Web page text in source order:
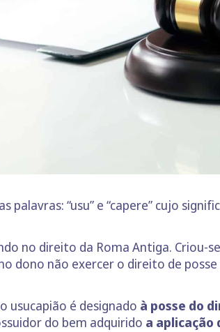
palavras: “usu” e “capere” cujo
no direito da Roma Antiga. Criou-
dono não exercer o direito de
usucapião é designado à posse do
do bem adquirido a aplicação